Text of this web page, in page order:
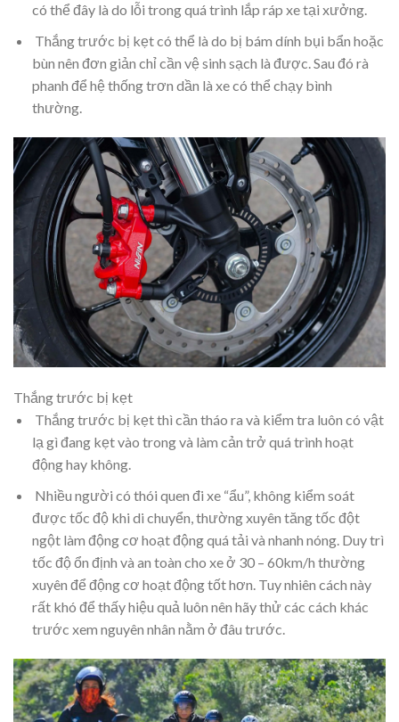
có thể đây là do lỗi trong quá trình lắp ráp xe tại xưởng.
Thắng trước bị kẹt có thể là do bị bám dính bụi bẩn hoặc
bùn nên đơn giản chỉ cần vệ sinh sạch là được. Sau đó rà
phanh để hệ thống trơn dần là xe có thể chạy bình
thường.
Thắng trước bị kẹt
Thắng trước bị kẹt thì cần tháo ra và kiểm tra luôn có vật
lạ gì đang kẹt vào trong và làm cản trở quá trình hoạt
động hay không.
Nhiều người có thói quen đi xe “ẩu”, không kiểm soát
được tốc độ khi di chuyển, thường xuyên tăng tốc đột
ngột làm động cơ hoạt động quá tải và nhanh nóng. Duy trì
tốc độ ổn định và an toàn cho xe ở 30 – 60km/h thường
xuyên để động cơ hoạt động tốt hơn. Tuy nhiên cách này
rất khó để thấy hiệu quả luôn nên hãy thử các cách khác
trước xem nguyên nhân nằm ở đâu trước.